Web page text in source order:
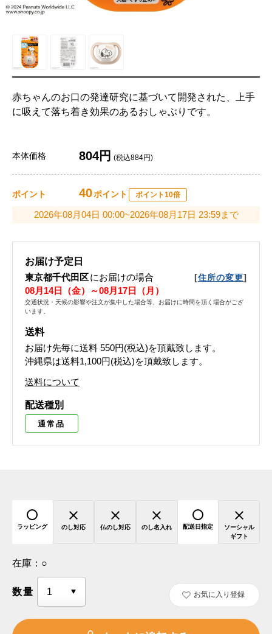
赤ちゃんのお口の発達研究に基づいて開発された、上手
に吸えて落ち着き効果のあるおしゃぶりです。
本体価格 804円 (税込884円)
ポイント 40ポイント ポイント10倍
2026年08月04日 00:00~2026年08月17日 23:59まで
お届け予定日
東京都千代田区にお届けの場合 [住所の変更]
08月14日（金）～08月17日（月）
交通状況・天候の影響や注文が集中した場合等、お届けに時間を頂く場合がござ
います。
送料
お届け先毎に送料 550円(税込)を頂戴致します。
沖縄県は送料1,100円(税込)を頂戴致します。
送料について
配送種別
通常品
ラッピング のし対応 仏のし対応 のし名入れ 配送日指定
ソーシャル
ギフト
在庫： ○
数量 お気に入り登録